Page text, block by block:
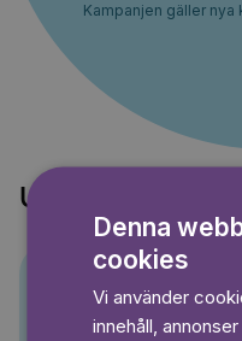
Kampanjen gäller
Upptäck också
Denna
cookies
Vi använder
innehåll,